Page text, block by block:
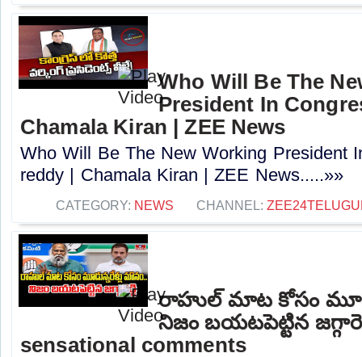
Who Will Be The
President In
Chamala Kiran | ZEE News
Who Will Be The New Working President
reddy | Chamala Kiran | ZEE News.....»»
CATEGORY: NEWS CHANNEL:
రాహుల్ మాట కోసం
నిజం బయటపెట్టిన
sensational comments